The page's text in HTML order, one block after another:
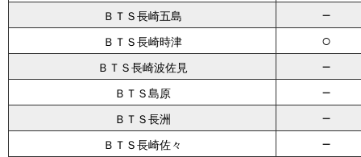
ＢＴＳ長崎五島 －
ＢＴＳ長崎時津 ○
ＢＴＳ長崎波佐見 －
ＢＴＳ島原 －
ＢＴＳ長洲 －
ＢＴＳ長崎佐々 －